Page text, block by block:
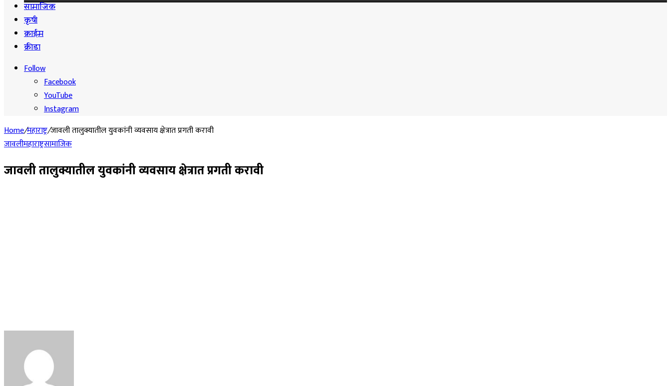
सामाजिक
कृषी
क्राईम
क्रीडा
Follow
Facebook
YouTube
Instagram
Home/महाराष्ट्र/जावली तालुक्यातील युवकांनी व्यवसाय क्षेत्रात प्रगती करावी
जावलीमहाराष्ट्रसामाजिक
जावली तालुक्यातील युवकांनी व्यवसाय क्षेत्रात प्रगती करावी